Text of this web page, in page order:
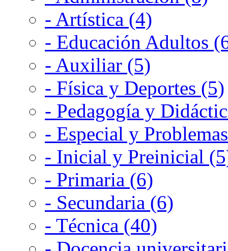
- Artística (4)
- Educación Adultos
- Auxiliar (5)
- Física y Deportes (5)
- Pedagogía y
- Especial y
- Inicial y Preinicial
- Primaria (6)
- Secundaria (6)
- Técnica (40)